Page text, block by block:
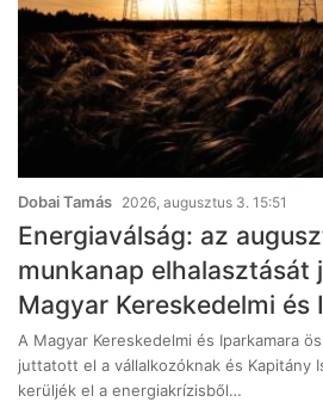
Dobai Tamás 2026, augusztus 3. 15:51
Energiaválság: az
munkanap elhalasztását
Magyar Kereskedelmi és
A Magyar Kereskedelmi és Iparkamara
juttatott el a vállalkozóknak és Kapitány
kerüljék el a energiakrízisből…